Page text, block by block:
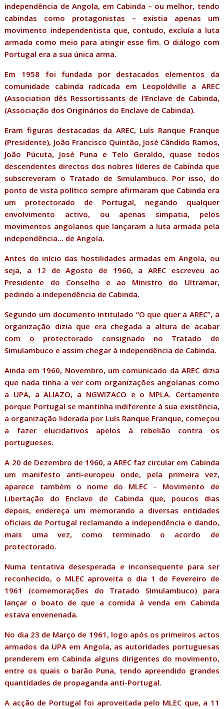
independência de Angola, em Cabinda – ou melhor, tendo
cabindas como protagonistas – existia apenas um
movimento independentista que, contudo, excluía a luta
armada como meio para atingir esse fim. O diálogo com
Portugal era a sua única arma.
Em 1958 foi fundada por destacados elementos da
comunidade cabinda radicada em Leopoldville a AREC
(Association dês Ressortissants de l’Enclave de Cabinda,
(Associação dos Originários do Enclave de Cabinda).
Eram figuras destacadas da AREC, Luís Ranque Franque
(Presidente), João Francisco Quintão, José Cândido Ramos,
João Púcuta, José Puna e Telo Geraldo, quase todos
descendentes directos dos nobres líderes de Cabinda que
subscreveram o Tratado de Simulambuco. Por isso, do
ponto de vista político sempre afirmaram que Cabinda era
um protectorado de Portugal, negando qualquer
envolvimento activo, ou apenas simpatia, pelos
movimentos angolanos que lançaram a luta armada pela
independência… de Angola.
Antes do início das hostilidades armadas em Angola, ou
seja, a 12 de Agosto de 1960, a AREC escreveu ao
Presidente do Conselho e ao Ministro do Ultramar,
pedindo a independência de Cabinda.
Segundo um documento intitulado “O que quer a AREC”, a
organização dizia que era chegada a altura de acabar
com o protectorado consignado no Tratado de
Simulambuco e assim chegar à independência de Cabinda.
Ainda em 1960, Novembro, um comunicado da AREC dizia
que nada tinha a ver com organizações angolanas como
a UPA, a ALIAZO, a NGWIZACO e o MPLA. Certamente
porque Portugal se mantinha indiferente à sua existência,
a organização liderada por Luís Ranque Franque, começou
a fazer elucidativos apelos à rebelião contra os
portugueses.
A 20 de Dezembro de 1960, a AREC faz circular em Cabinda
um manifesto anti-europeu onde, pela primeira vez,
aparece também o nome do MLEC – Movimento de
Libertação do Enclave de Cabinda que, poucos dias
depois, endereça um memorando a diversas entidades
oficiais de Portugal reclamando a independência e dando,
mais uma vez, como terminado o acordo de
protectorado.
Numa tentativa desesperada e inconsequente para ser
reconhecido, o MLEC aproveita o dia 1 de Fevereiro de
1961 (comemorações do Tratado Simulambuco) para
lançar o boato de que a comida à venda em Cabinda
estava envenenada.
No dia 23 de Março de 1961, logo após os primeiros actos
armados da UPA em Angola, as autoridades portuguesas
prenderem em Cabinda alguns dirigentes do movimento,
entre os quais o barão Puna, tendo apreendido grandes
quantidades de propaganda anti-Portugal.
A acção de Portugal foi aproveitada pelo MLEC que, a 11